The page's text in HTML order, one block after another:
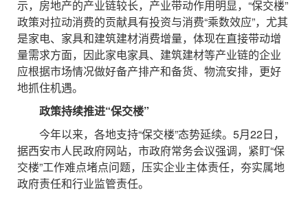
示，房地产的产业链较长，产业带动作用明显，“保交楼”
政策对拉动消费的贡献具有投资与消费“乘数效应”，尤其
是家电、家具和建筑建材消费增量，体现在直接带动增
量需求方面，因此家电家具、建筑建材等产业链的企业
应根据市场情况做好备产排产和备货、物流安排，更好
地抓住机遇。
政策持续推进“保交楼”
今年以来，各地支持“保交楼”态势延续。5月22日，
据西安市人民政府网站，市政府常务会议强调，紧盯“保
交楼”工作难点堵点问题，压实企业主体责任，夯实属地
政府责任和行业监管责任。